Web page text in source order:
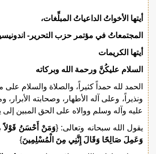
أيتها الأخواتُ الداعياتُ المبلِّغات،
المجتمعاتُ في مؤتمر حزب التحرير-
أيتها الكريمات
السلام عليكُنَّ ورحمة الله وبركاته
الحمد لله حمداً كثيراً، والصلاة والسلام على
ونذيراً، وعلى آله الأطهار، وصحابته
عليه وآله وسلم ووالاه على الحق المبين إلى
يقول الله سبحانه وتعالى: {وَمَنْ أَحْسَنُ قَوْلاً
وَعَمِلَ صَالِحًا وَقَالَ إِنَّنِي مِنَ الْمُسْلِمِينَ}